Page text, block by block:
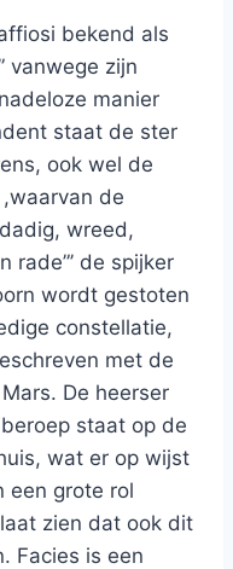
bekend als
vanwege zijn
manier
staat de ster
ook wel de
,waarvan de
wreed,
rade”’ de spijker
wordt gestoten
constellatie,
met de
De heerser
staat op de
wat er op wijst
een grote rol
zien dat ook dit
Facies is een